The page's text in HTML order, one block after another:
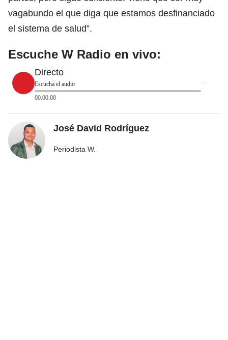
vagabundo el que diga que estamos desfinanciado
el sistema de salud”.
Escuche W Radio en vivo:
Directo
Escucha el audio
00:00:00
José David Rodríguez
Periodista W.